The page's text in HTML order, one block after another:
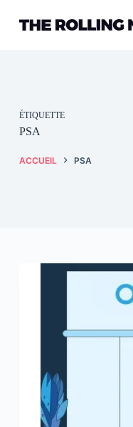
contenu
ÉTIQUETTE
PSA
ACCUEIL PSA